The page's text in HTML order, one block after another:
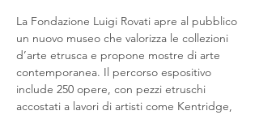
La Fondazione Luigi Rovati apre al pubblico
un nuovo museo che valorizza le collezioni
d’arte etrusca e propone mostre di arte
contemporanea. Il percorso espositivo
include 250 opere, con pezzi etruschi
accostati a lavori di artisti come Kentridge,